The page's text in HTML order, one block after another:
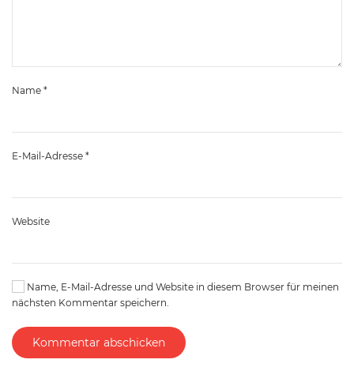
Name *
E-Mail-Adresse *
Website
Name, E-Mail-Adresse und Website in diesem Browser für meinen
nächsten Kommentar speichern.
Kommentar abschicken